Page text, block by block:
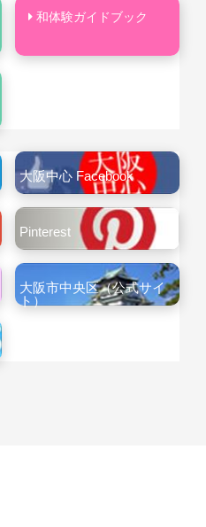
和体験ガイドブック
大阪中心 Facebook
Pinterest
大阪市中央区（公式サイ
ト）